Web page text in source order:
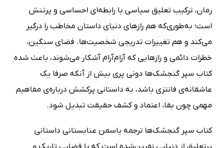
رمان، ترکیب تعلیق سیاسی با رابطه‌ای احساسی و پرتنش
است؛ به‌طوری‌که هم رازهای دنیای داستان مخاطب را درگیر
می‌کند و هم تغییرات تدریجی شخصیت‌ها. فضای سنگین،
خطرات دائمی و رازهایی که آرام‌آرام آشکار می‌شوند، باعث شده
کتاب سپر گنجشک‌ها دونی پری بیش از آنکه صرفا یک
عاشقانه‌ی فانتزی باشد، به داستانی پرکشش درباره‌ی مفاهیم
مهمی چون بقا، اعتماد و کشف حقیقت تبدیل شود.
کتاب سپر گنجشک‌ها ترجمه یاسمن عنابستانی داستانی